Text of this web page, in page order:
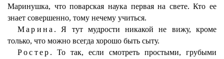
Маринушка, что поварская наука первая на свете. Кто ее
знает совершенно, тому нечему учиться.
Марина. Я тут мудрости никакой не вижу, кроме
только, что можно всегда хорошо быть сыту.
Ростер. То так, если смотреть простыми, грубыми